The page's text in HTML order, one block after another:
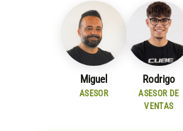
Miguel
ASESOR
Rodrigo
ASESOR DE
VENTAS